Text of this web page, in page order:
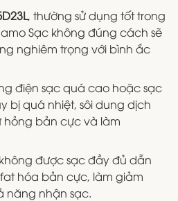
, thường sử dụng tốt trong
Sạc không đúng cách sẽ
nghiêm trọng với bình ắc
điện sạc quá cao hoặc sạc
bị quá nhiệt, sôi dung dịch
bản cực và làm
được sạc đầy đủ dẫn
hóa bản cực, làm giảm
năng nhận sạc.